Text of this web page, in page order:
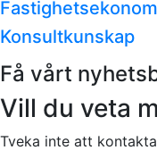
Konsultkunskap
Få vårt
Vill du veta
Tveka inte att